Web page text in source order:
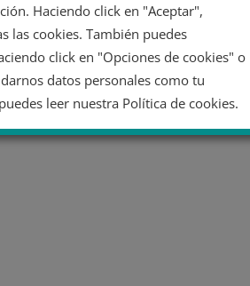
Haciendo click en "Aceptar",
las cookies. También puedes
click en "Opciones de cookies" o
datos personales como tu
leer nuestra Política de cookies.